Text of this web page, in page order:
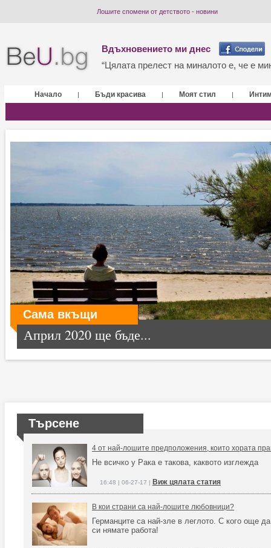
Лошите спомени от детството - новини
Вдъхновението ми днес
“Цялата прелест на миналото е, че е
Начало | Бъди красива | Моят стил |
Сама вкъщи
Април 2020 ще бъде...
Търсене
4 от най-лошите предположения, които хората
Не всичко у Рака е такова, каквото изглежда
16:48 | 06-27-17 | Виж цялата статия
В кои страни са най-лошите любовници?
Германците са най-зле в леглото. С кого още да
си нямате работа!